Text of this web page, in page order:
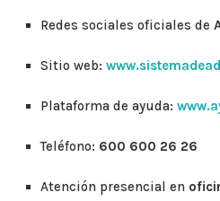
Redes sociales oficiales de
Sitio web:
Plataforma de ayuda:
Teléfono: 600 600 26 26
Atención presencial en